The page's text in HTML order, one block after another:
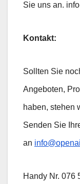
Sie uns an.
Kontakt:
Sollten Sie
Angeboten,
haben, stehen
Senden Sie
an
Handy Nr. 076